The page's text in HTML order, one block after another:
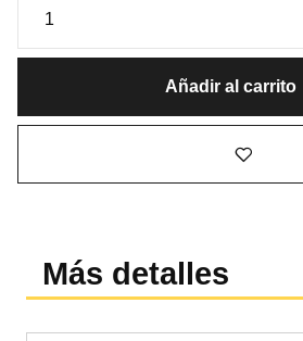
Añadir al carrito
Más detalles